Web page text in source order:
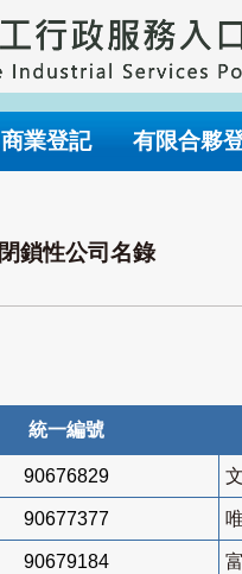
商業登記 有限合夥
閉鎖性公司名錄
統一編號
90676829
90677377
90679184